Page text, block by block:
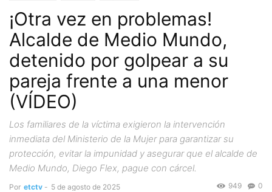
¡Otra vez en problemas!
Alcalde de Medio Mundo,
detenido por golpear a su
pareja frente a una menor
(VÍDEO)
Los familiares de la víctima exigieron la intervención
inmediata del Ministerio de la Mujer para garantizar su
protección, evitar la impunidad y asegurar que el alcalde de
Medio Mundo, Diego Flex, pague con cárcel.
Por etctv - 5 de agosto de 2025 0
949